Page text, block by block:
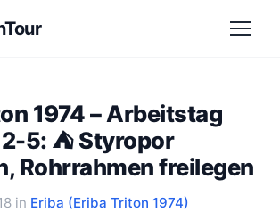
1974 – Arbeitstag
5: ⛺ Styropor
Rohrrahmen freilegen
in Eriba (Eriba Triton 1974)